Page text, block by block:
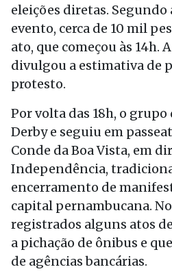
eleições diretas. Segundo
evento, cerca de 10 mil
ato, que começou às 14h.
divulgou a estimativa de
protesto.
Por volta das 18h, o grupo
Derby e seguiu em
Conde da Boa Vista, em
Independência,
encerramento de
capital pernambucana.
registrados alguns atos
a pichação de ônibus e
de agências bancárias.